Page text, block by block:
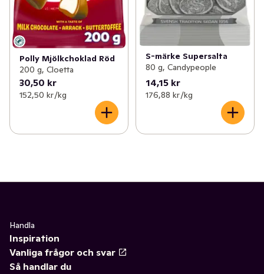
Polly Mjölkchoklad Röd
200 g, Cloetta
30,50 kr
152,50 kr /kg
S-märke Supersalta
80 g, Candypeople
14,15 kr
176,88 kr /kg
Handla
Inspiration
Vanliga frågor och svar
Så handlar du